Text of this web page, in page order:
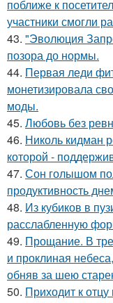
поближе к
участники смогли
43. "Эволюция
позора до нормы.
44. Первая леди
монетизировала
моды.
45. Любовь без
46. Николь кидман
которой -
47. Сон голышом
продуктивность
48. Из кубиков в
расслабленную
49. Прощание. В
и проклиная
обняв за шею
50. Приходит к